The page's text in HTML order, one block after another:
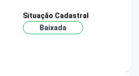
Situação Cadastral
Baixada